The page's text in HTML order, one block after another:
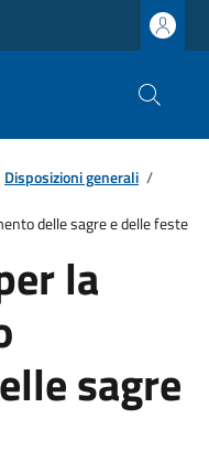
Disposizioni generali /
delle sagre e delle feste
la
sagre